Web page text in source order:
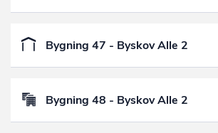
Bygning 47 - Byskov Alle 2
Bygning 48 - Byskov Alle 2